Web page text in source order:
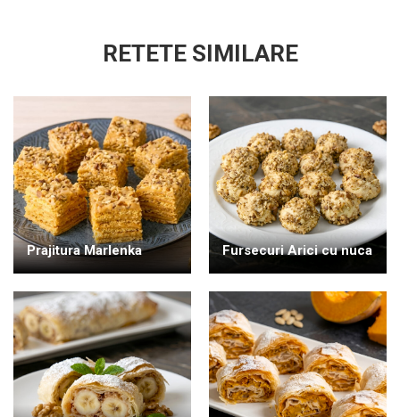
RETETE SIMILARE
Prajitura Marlenka Fursecuri Arici cu nuca